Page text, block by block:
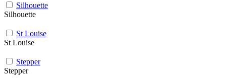
Silhouette
Silhouette
St Louise
St Louise
Stepper
Stepper